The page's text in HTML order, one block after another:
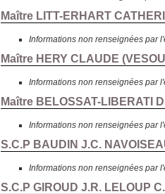
Maître LITT-ERHART
Informations non renseignées par
Maître HERY CLAUDE (
Informations non renseignées par
Maître BELOSSAT-LIBERATI
Informations non renseignées par
S.C.P BAUDIN J.C.
Informations non renseignées par
S.C.P GIROUD J.R. LELOUP